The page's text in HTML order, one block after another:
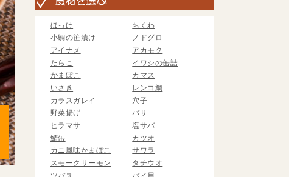
ほっけ
ちくわ
小鯛の笹漬け
ノドグロ
アイナメ
アカモク
たらこ
イワシの缶詰
かまぼこ
カマス
いさき
レンコ鯛
カラスガレイ
穴子
野菜揚げ
バサ
ヒラマサ
塩サバ
鯖缶
カツオ
カニ風味かまぼこ
サワラ
スモークサーモン
タチウオ